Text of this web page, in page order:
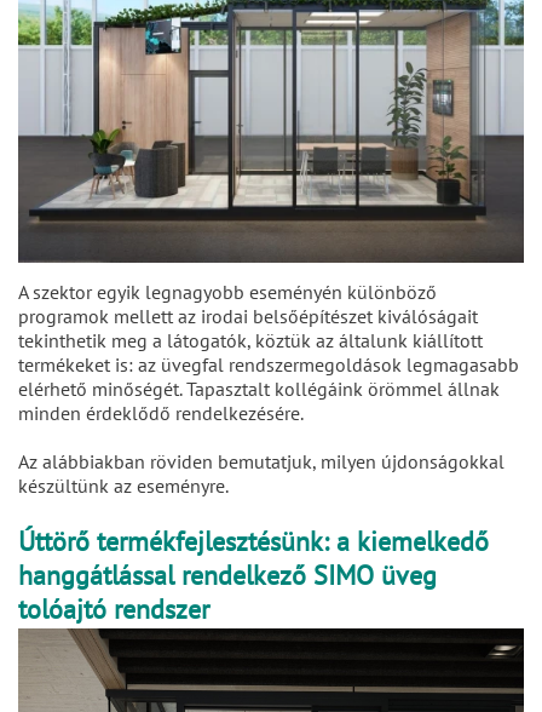
A szektor egyik legnagyobb eseményén különböző
programok mellett az irodai belsőépítészet kiválóságait
tekinthetik meg a látogatók, köztük az általunk kiállított
termékeket is: az üvegfal rendszermegoldások legmagasabb
elérhető minőségét. Tapasztalt kollégáink örömmel állnak
minden érdeklődő rendelkezésére.
Az alábbiakban röviden bemutatjuk, milyen újdonságokkal
készültünk az eseményre.
Úttörő termékfejlesztésünk: a kiemelkedő
hanggátlással rendelkező SIMO üveg
tolóajtó rendszer